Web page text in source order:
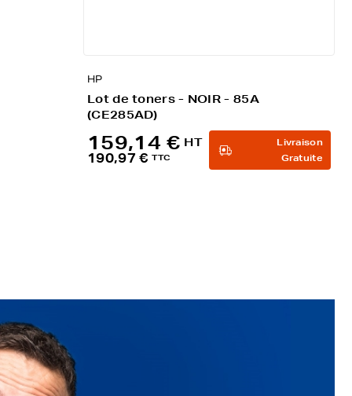
HP
Lot de toners - NOIR - 85A
(CE285AD)
159,14 € HT
190,97 € TTC
Livraison
Gratuite